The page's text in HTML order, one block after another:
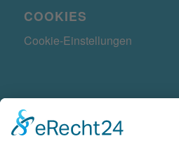
COOKIES
Cookie-Einstellungen
KONTAKTDATEN